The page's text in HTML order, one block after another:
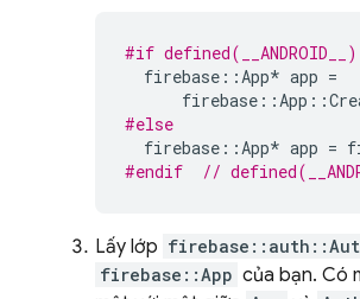
#if defined(__ANDROID__)
firebase ::App* app =
firebase ::App ::
#else
firebase ::App* app =
#endif
//
Lấy lớp
firebase::App của bạn. Có